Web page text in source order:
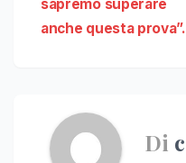
sapremo superare
anche questa prova”.
Di